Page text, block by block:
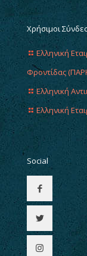
Χρήσιμοι
Ελληνική
Φροντίδας
Ελληνική
Ελληνική
Social